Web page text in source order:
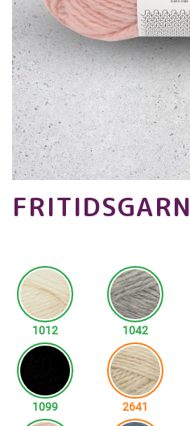
FRITIDSGARN
1012 1042
1099 2641